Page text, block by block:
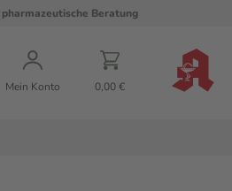
pharmazeutische Beratung
Mein Konto 0,00 €